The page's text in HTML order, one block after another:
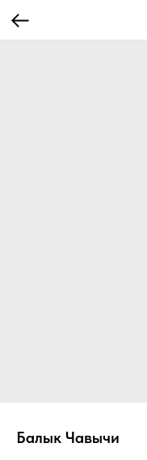
Балык Чавычи